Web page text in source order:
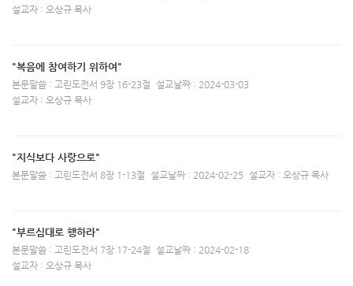
설교자 : 오상규 목사
"복음에 참여하기 위하여"
본문말씀 : 고린도전서 9장 16-23절
설교날짜 : 2024-03-03
설교자 : 오상규 목사
"지식보다 사랑으로"
본문말씀 : 고린도전서 8장 1-13절 설교날짜 : 2024-02-25 설교자 : 오상규 목사
"부르심대로 행하라"
본문말씀 : 고린도전서 7장 17-24절
설교날짜 : 2024-02-18
설교자 : 오상규 목사